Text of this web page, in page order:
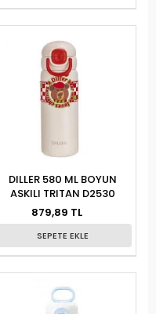
DILLER 580 ML BOYUN
ASKILI TRITAN D2530
879,89 TL
SEPETE EKLE